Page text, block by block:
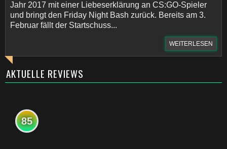
Jahr 2017 mit einer Liebeserklärung an CS:GO-Spieler
und bringt den Friday Night Bash zurück. Bereits am 3.
Februar fällt der Startschuss...
WEITERLESEN
AKTUELLE REVIEWS
85